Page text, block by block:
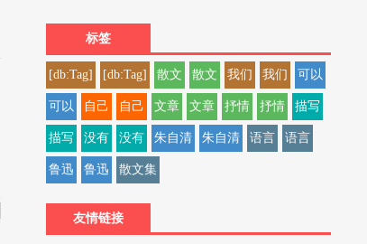
标签
[db:Tag] [db:Tag] 散文 散文 我们 我们 可以
可以 自己 自己 文章 文章 抒情 抒情 描写
描写 没有 没有 朱自清 朱自清 语言 语言
鲁迅 鲁迅 散文集
友情链接